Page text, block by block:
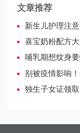
文章推荐
新生儿护理注意事项汇总，家长别
喜宝奶粉配方大公开，想要了解的
哺乳期想纹身要慎重！5类宝妈不建议
别被疫情影响！进口奶粉安全性不比国
独生子女证领取条件、资料一